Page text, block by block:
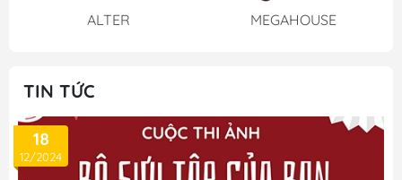
ALTER MEGAHOUSE
TIN TỨC
18
12/2024